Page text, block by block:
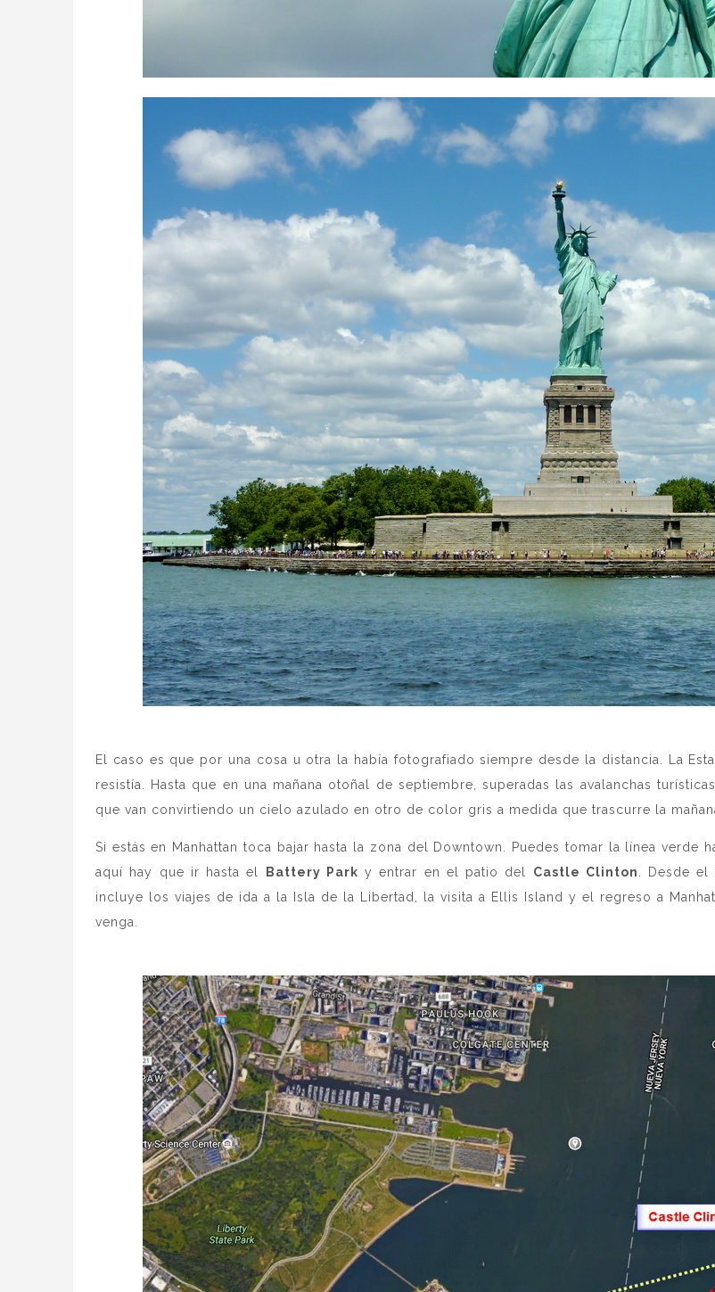
El caso es que por una cosa u otra la había fotografiado siempre desde la distancia. La
resistía. Hasta que en una mañana otoñal de septiembre, superadas las avalanchas
que van convirtiendo un cielo azulado en otro de color gris a medida que trascurre la
Si estás en Manhattan toca bajar hasta la zona del Downtown. Puedes tomar la línea verde
aquí hay que ir hasta el
Battery Park y entrar en el patio del Castle Clinton
. Desde
incluye los viajes de ida a la Isla de la Libertad, la visita a Ellis Island y el regreso a
venga.